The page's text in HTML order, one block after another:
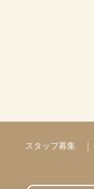
スタッフ募集